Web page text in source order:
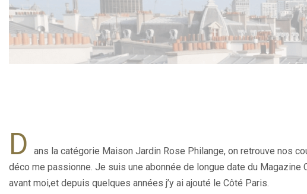
D
ans la catégorie Maison Jardin Rose Philange, on retrouve nos
déco me passionne. Je suis une abonnée de longue date du Magazine
avant moi,et depuis quelques années j’y ai ajouté le Côté Paris.